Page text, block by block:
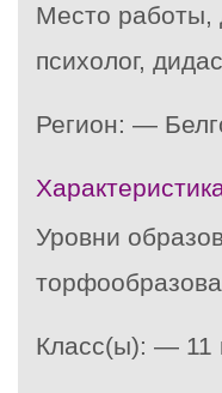
Место
психолог,
Регион: —
Уровни
Класс(ы): — 11